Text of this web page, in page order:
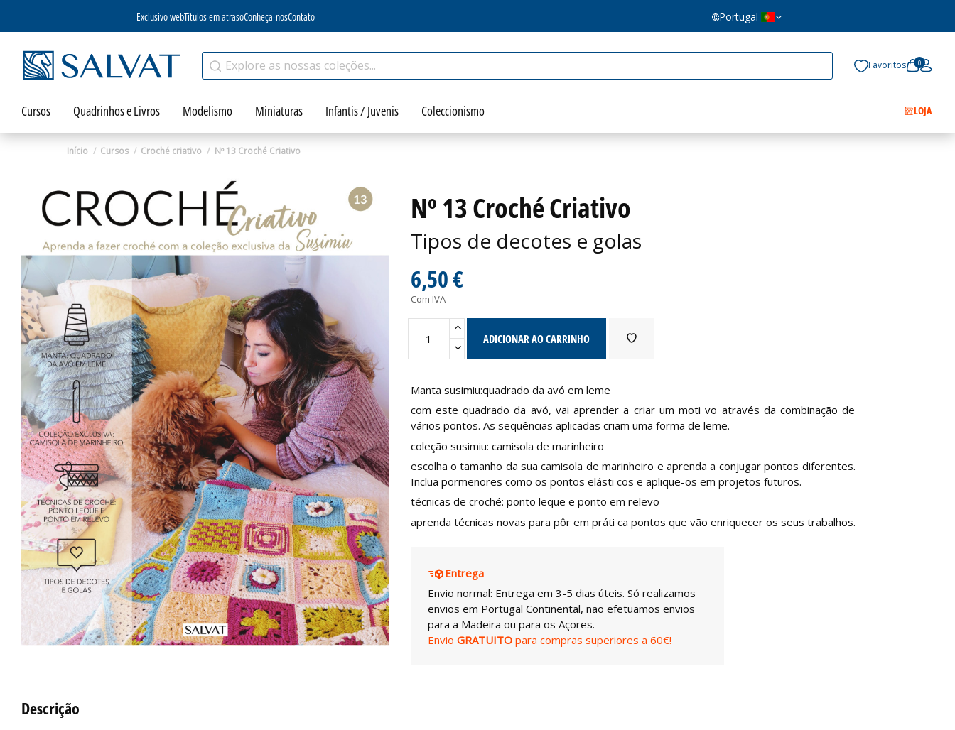
Exclusivo webTítulos em atrasoConheça-nosContato Portugal
Favoritos 0
Cursos Quadrinhos e Livros Modelismo Miniaturas Infantis / Juvenis Coleccionismo LOJA
Início Cursos Croché criativo Nº 13 Croché Criativo
Nº 13 Croché Criativo
Tipos de decotes e golas
6,50 €
Com IVA
ADICIONAR AO CARRINHO
Manta susimiu:quadrado da avó em leme
com este quadrado da avó, vai aprender a criar um moti vo através da combinação de
vários pontos. As sequências aplicadas criam uma forma de leme.
coleção susimiu: camisola de marinheiro
escolha o tamanho da sua camisola de marinheiro e aprenda a conjugar pontos diferentes.
Inclua pormenores como os pontos elásti cos e aplique-os em projetos futuros.
técnicas de croché: ponto leque e ponto em relevo
aprenda técnicas novas para pôr em práti ca pontos que vão enriquecer os seus trabalhos.
Entrega
Envio normal: Entrega em 3-5 dias úteis. Só realizamos
envios em Portugal Continental, não efetuamos envios
para a Madeira ou para os Açores.
Envio GRATUITOpara compras superiores a 60€!
Descrição